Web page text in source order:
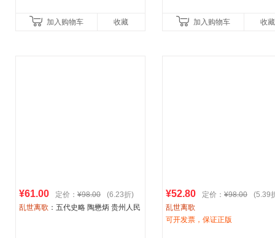
加入购物车 收藏 加入购物车 收藏
¥61.00 定价： ¥98.00
(6.23折)
乱世离歌 ：五代史略 陶懋炳 贵州人民
¥52.80 定价： ¥98.00
(5.39
乱世离歌
可开发票，保证正版